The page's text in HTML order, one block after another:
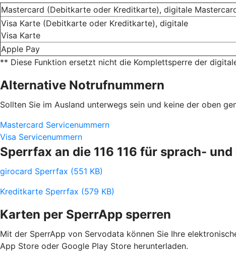
Mastercard (Debitkarte oder Kreditkarte), digitale
Visa Karte (Debitkarte oder Kreditkarte), digitale
Visa Karte
Apple Pay
** Diese Funktion ersetzt nicht die Komplettsperre der
Alternative Notrufnummern
Sollten Sie im Ausland unterwegs sein und keine der oben
Mastercard Servicenummern
Visa Servicenummern
Sperrfax an die 116 116 für sprach-
girocard Sperrfax (551 KB)
Kreditkarte Sperrfax (579 KB)
Karten per SperrApp sperren
Mit der SperrApp von Servodata können Sie Ihre
App Store oder Google Play Store herunterladen.